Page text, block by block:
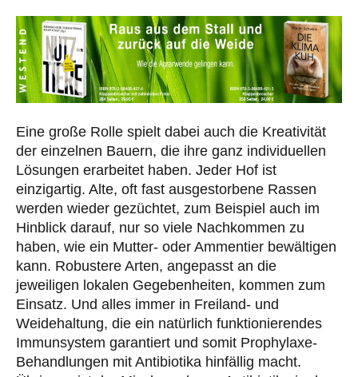
Eine große Rolle spielt dabei auch die Kreativität
der einzelnen Bauern, die ihre ganz individuellen
Lösungen erarbeitet haben. Jeder Hof ist
einzigartig. Alte, oft fast ausgestorbene Rassen
werden wieder gezüchtet, zum Beispiel auch im
Hinblick darauf, nur so viele Nachkommen zu
haben, wie ein Mutter- oder Ammentier bewältigen
kann. Robustere Arten, angepasst an die
jeweiligen lokalen Gegebenheiten, kommen zum
Einsatz. Und alles immer in Freiland- und
Weidehaltung, die ein natürlich funktionierendes
Immunsystem garantiert und somit Prophylaxe-
Behandlungen mit Antibiotika hinfällig macht.